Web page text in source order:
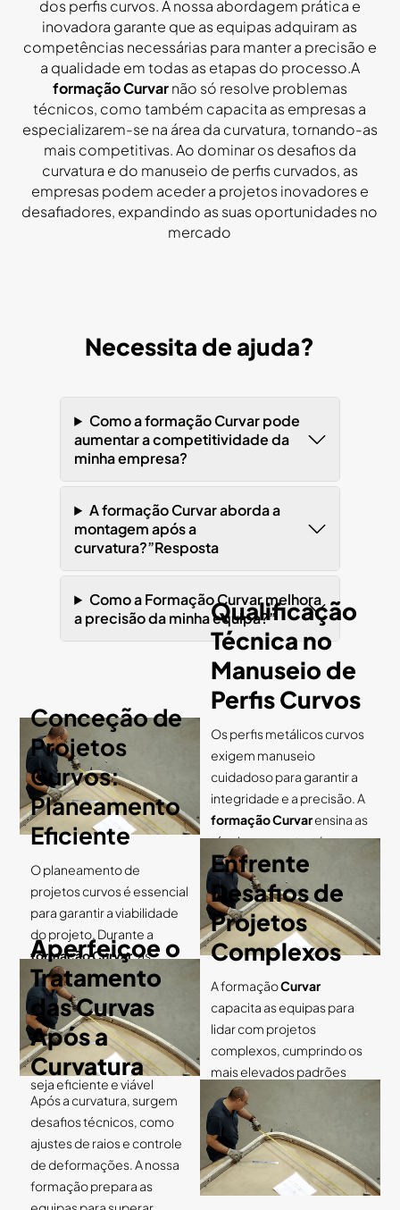
dos perfis curvos. A nossa abordagem prática e
inovadora garante que as equipas adquiram as
competências necessárias para manter a precisão e
a qualidade em todas as etapas do processo.A
formação Curvarnão só resolve problemas
técnicos, como também capacita as empresas a
especializarem-se na área da curvatura, tornando-as
mais competitivas. Ao dominar os desafios da
curvatura e do manuseio de perfis curvados, as
empresas podem aceder a projetos inovadores e
desafiadores, expandindo as suas oportunidades no
mercado
Necessita de ajuda?
Como a formação Curvar pode
aumentar a competitividade da
minha empresa?
A formação Curvar aborda a
montagem após a
curvatura?”Resposta
Como a Formação Curvar melhora
a precisão da minha equipa?”Qualificação
Técnica no
Manuseio de
Perfis Curvos
Os perfis metálicos curvos
exigem manuseio
cuidadoso para garantir a
integridade e a precisão. A
formação Curvarensina as
técnicas corretas de
manuseio, montagem,
armazenamento e
transporte, prevenindo
distorções e danos nos
perfis curvados.
Conceção de
Projetos
Curvos:
Planeamento
Eficiente
O planeamento de
projetos curvos é essencial
para garantir a viabilidade
do projeto. Durante a
formação Curvar, as
equipas aprendem a
integrar as especificidades
da curvatura desde a
conceção até à produção,
garantindo que o projeto
seja eficiente e viável
Enfrente
Desafios de
Projetos
Complexos
A formaçãoCurvar
capacita as equipas para
lidar com projetos
complexos, cumprindo os
mais elevados padrões
técnicos e de qualidade,
garantindo que as
empresas possam
executar projetos
desafiadores com êxito.”
Aperfeiçoe o
Tratamento
das Curvas
Após a
Curvatura
Após a curvatura, surgem
desafios técnicos, como
ajustes de raios e controle
de deformações. A nossa
formação prepara as